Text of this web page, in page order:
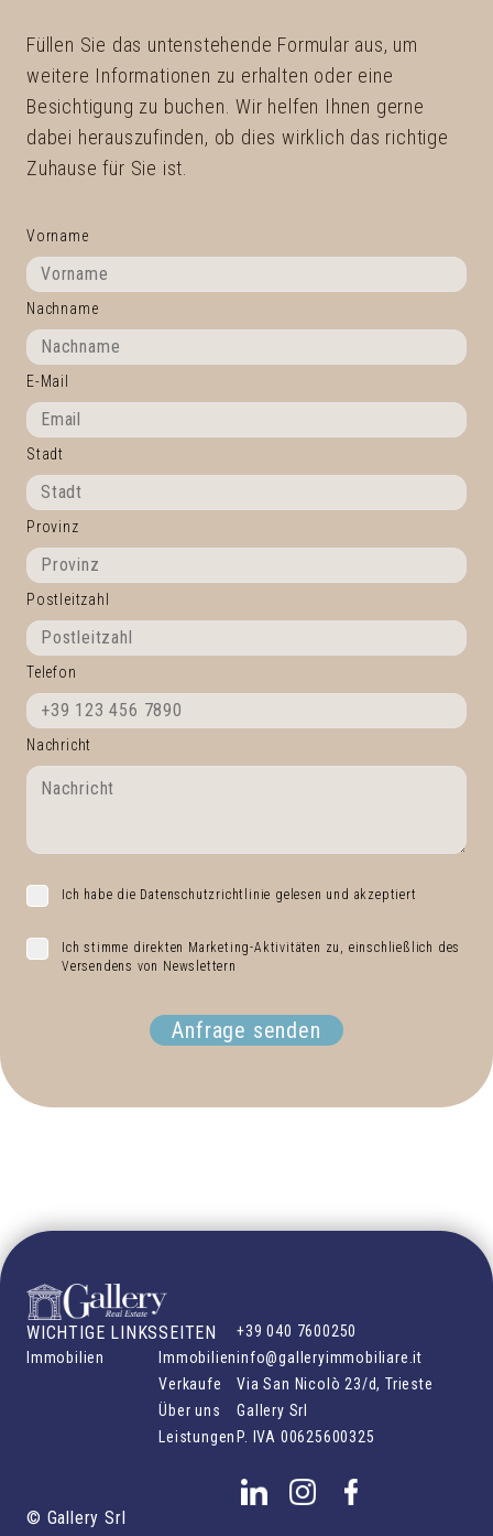
Füllen Sie das untenstehende Formular aus, um
weitere Informationen zu erhalten oder eine
Besichtigung zu buchen. Wir helfen Ihnen gerne
dabei herauszufinden, ob dies wirklich das richtige
Zuhause für Sie ist.
Vorname
Nachname
E-Mail
Stadt
Provinz
Postleitzahl
Telefon
Nachricht
Ich habe die Datenschutzrichtlinie gelesen und akzeptiert
Ich stimme direkten Marketing-Aktivitäten zu, einschließlich des
Versendens von Newslettern
Anfrage senden
WICHTIGE LINKS
Immobilien
SEITEN
Immobilien
Verkaufe
Über uns
Leistungen
+39 040 7600250
info@galleryimmobiliare.it
Via San Nicolò 23/d, Trieste
Gallery Srl
P. IVA 00625600325
© Gallery Srl